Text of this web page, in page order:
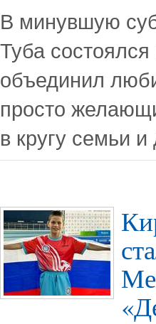
В минувшую
Туба
объединил
просто
в кругу семьи и